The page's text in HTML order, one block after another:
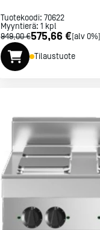
Tuotekoodi: 70622
Myyntierä: 1 kpl
949,00 €575,66 €[alv 0%]
Tilaustuote